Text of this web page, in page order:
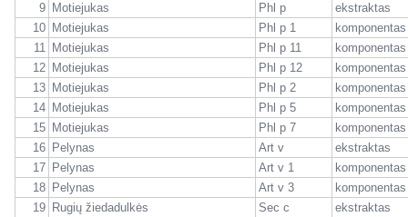
9 Motiejukas Phl p
ekstraktas
10 Motiejukas Phl p 1
komponentas
11 Motiejukas Phl p 11
komponentas
12 Motiejukas Phl p 12
komponentas
13 Motiejukas Phl p 2
komponentas
14 Motiejukas Phl p 5
komponentas
15 Motiejukas Phl p 7
komponentas
16 Pelynas Art v
ekstraktas
17 Pelynas Art v 1
komponentas
18 Pelynas Art v 3
komponentas
19 Rugių žiedadulkės Sec c
ekstraktas